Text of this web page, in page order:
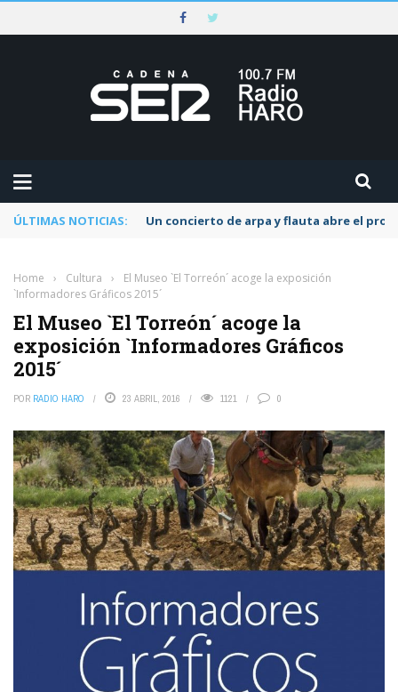
ÚLTIMAS NOTICIAS: Un concierto de arpa y flauta abre el
Home › Cultura ›
El Museo `El Torreón´ acoge la exposición
`Informadores Gráficos 2015´
El Museo `El Torreón´ acoge la
exposición `Informadores Gráficos
2015´
POR RADIO HARO 23 ABRIL, 2016 1121 0